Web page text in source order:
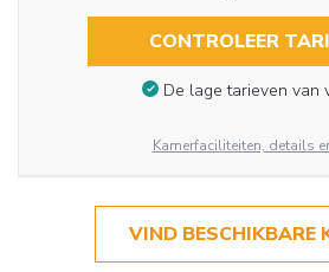
CONTROLEER
De lage tarieven van
Kamerfaciliteiten, details
VIND BESCHIKBARE